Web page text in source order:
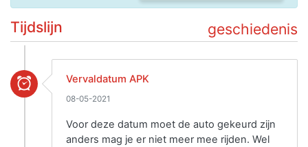
geschiedenis
Tijdslijn
Vervaldatum APK
08-05-2021
Voor deze datum moet de auto gekeurd zijn
anders mag je er niet meer mee rijden. Wel